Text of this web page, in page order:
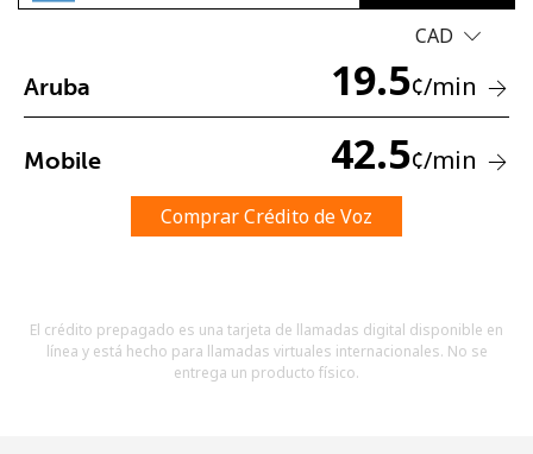
No se ha creado una contraseña
Mínimo 8 caracteres
Un caracter especial
CAD
Aruba 19.5¢/min
Mobile 42.5¢/min
Comprar Crédito de Voz
El crédito prepagado es una tarjeta de llamadas digital disponible en
línea y está hecho para llamadas virtuales internacionales. No se
entrega un producto físico.